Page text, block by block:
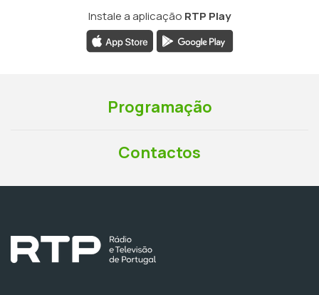
Instale a aplicação RTP Play
Programação
Contactos